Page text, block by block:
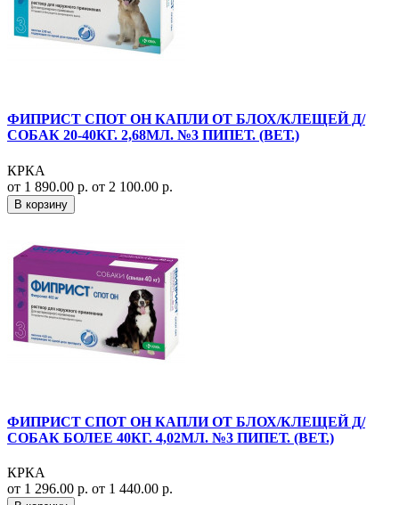
ФИПРИСТ СПОТ ОН КАПЛИ ОТ БЛОХ/КЛЕЩЕЙ Д/
СОБАК 20-40КГ. 2,68МЛ. №3 ПИПЕТ. (ВЕТ.)
КРКА
от 1 890.00 р. от 2 100.00 р.
В корзину
ФИПРИСТ СПОТ ОН КАПЛИ ОТ БЛОХ/КЛЕЩЕЙ Д/
СОБАК БОЛЕЕ 40КГ. 4,02МЛ. №3 ПИПЕТ. (ВЕТ.)
КРКА
от 1 296.00 р. от 1 440.00 р.